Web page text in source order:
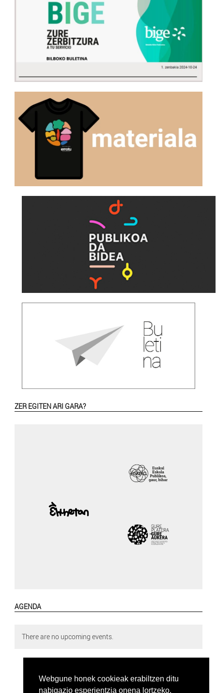
Webgune honek cookieak erabiltzen ditu
nabigazio esperientzia onena lortzeko.
ZER EGITEN ARI GARA?
AGENDA
There are no upcoming events.